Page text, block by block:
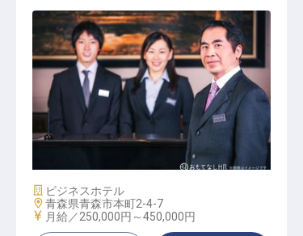
ホテル副支配人・マネージャー候補
施設業態
ビジネスホテル
勤務地
青森県青森市本町2-4-7
給与
月給／250,000円～450,000円